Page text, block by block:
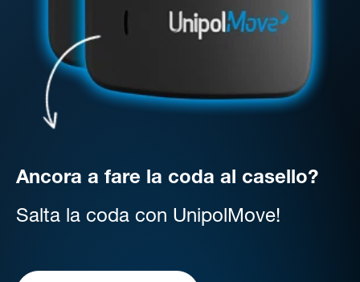
Ancora a fare la coda al casello?
Salta la coda con UnipolMove!